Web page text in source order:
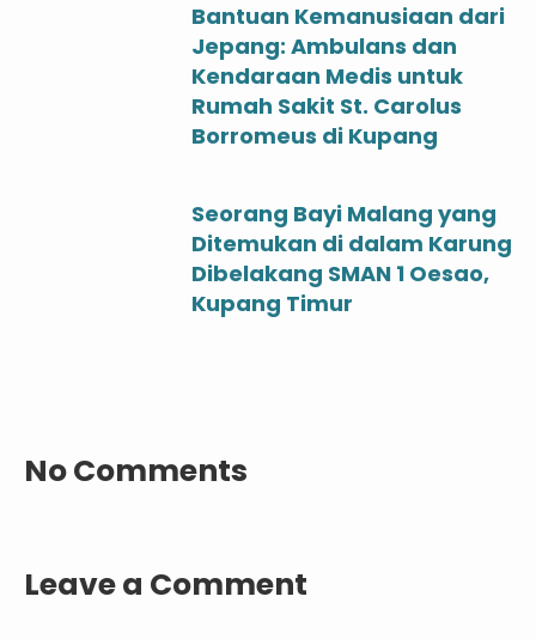
Bantuan Kemanusiaan dari
Jepang: Ambulans dan
Kendaraan Medis untuk
Rumah Sakit St. Carolus
Borromeus di Kupang
Seorang Bayi Malang yang
Ditemukan di dalam Karung
Dibelakang SMAN 1 Oesao,
Kupang Timur
No Comments
Leave a Comment